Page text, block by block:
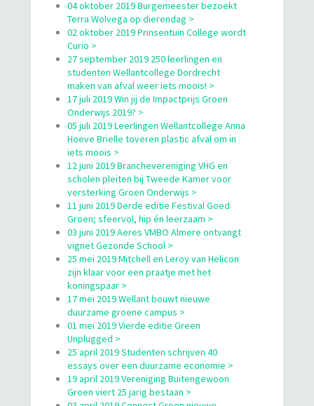
04 oktober 2019 Burgemeester bezoekt
Terra Wolvega op dierendag >
02 oktober 2019 Prinsentuin College wordt
Curio >
27 september 2019 250 leerlingen en
studenten Wellantcollege Dordrecht
maken van afval weer iets moois! >
17 juli 2019 Win jij de Impactprijs Groen
Onderwijs 2019? >
05 juli 2019 Leerlingen Wellantcollege Anna
Hoeve Brielle toveren plastic afval om in
iets moois >
12 juni 2019 Branchevereniging VHG en
scholen pleiten bij Tweede Kamer voor
versterking Groen Onderwijs >
11 juni 2019 Derde editie Festival Goed
Groen; sfeervol, hip én leerzaam >
03 juni 2019 Aeres VMBO Almere ontvangt
vignet Gezonde School >
25 mei 2019 Mitchell en Leroy van Helicon
zijn klaar voor een praatje met het
koningspaar >
17 mei 2019 Wellant bouwt nieuwe
duurzame groene campus >
01 mei 2019 Vierde editie Green
Unplugged >
25 april 2019 Studenten schrijven 40
essays over een duurzame economie >
19 april 2019 Vereniging Buitengewoon
Groen viert 25 jarig bestaan >